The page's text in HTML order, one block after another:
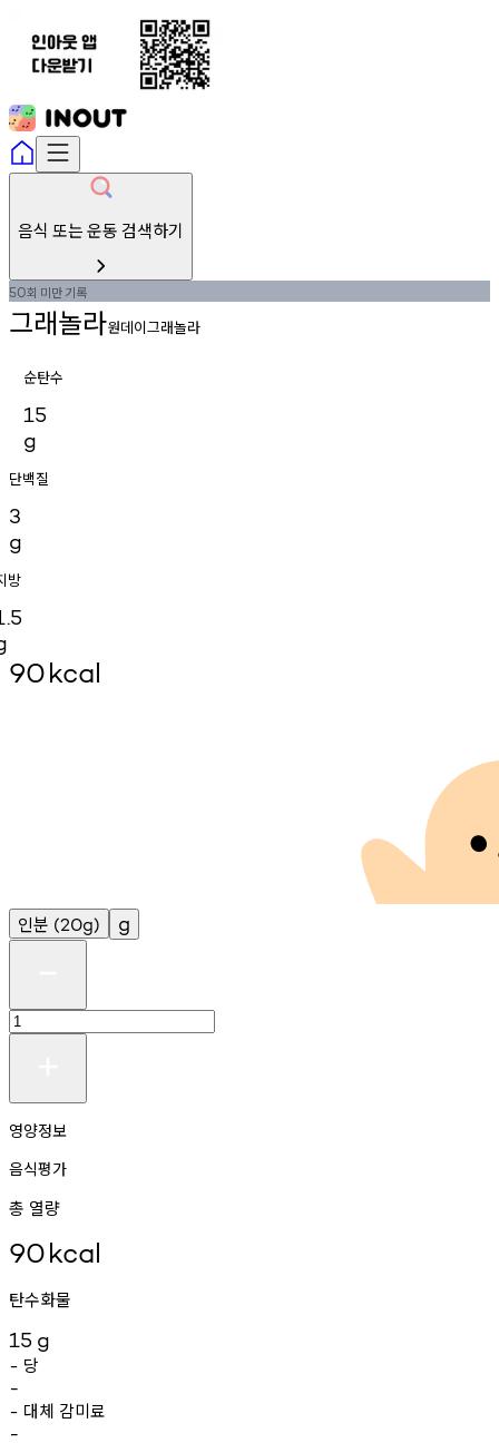
음식 또는 운동 검색하기
50회 미만기록
그래놀라원데이그래놀라
순탄수
15
g
단백질
3
g
방
90kcal
인분 (20g) g
영양정보
음식평가
총 열량
90kcal
탄수화물
15 g
- 당
-
- 대체 감미료
-